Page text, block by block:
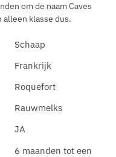
om de naam Caves
alleen klasse dus.
Schaap
Frankrijk
Roquefort
Rauwmelks
JA
6 maanden tot een